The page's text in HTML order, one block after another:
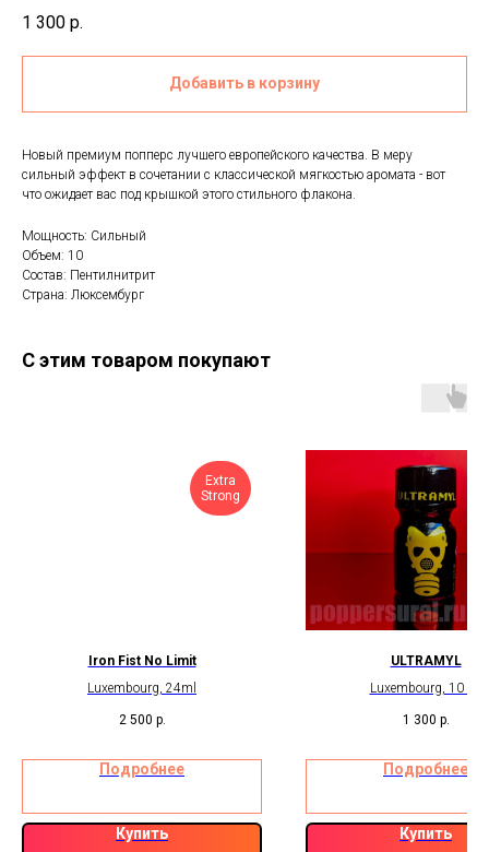
1 300 р.
Добавить в корзину
Новый премиум попперс лучшего европейского качества. В меру
сильный эффект в сочетании с классической мягкостью аромата - вот
что ожидает вас под крышкой этого стильного флакона.
Мощность: Сильный
Объем: 10
Состав: Пентилнитрит
Страна: Люксембург
С этим товаром покупают
Extra
Strong
Iron Fist No Limit
Luxembourg, 24ml
2 500 р.
Подробнее
Купить
ULTRAMYL
Luxembourg, 10 ml
1 300 р.
Подробнее
Купить